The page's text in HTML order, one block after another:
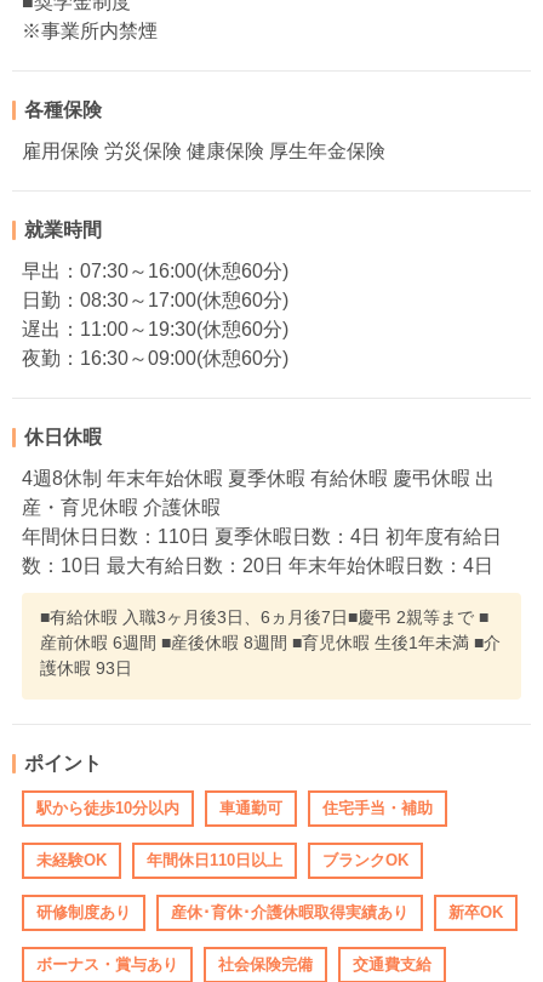
※事業所内禁煙
各種保険
雇用保険 労災保険 健康保険 厚生年金保険
就業時間
早出：07:30～16:00(休憩60分)
日勤：08:30～17:00(休憩60分)
遅出：11:00～19:30(休憩60分)
夜勤：16:30～09:00(休憩60分)
休日休暇
4週8休制 年末年始休暇 夏季休暇 有給休暇 慶弔休暇 出
産・育児休暇 介護休暇
年間休日日数：110日 夏季休暇日数：4日 初年度有給日
数：10日 最大有給日数：20日 年末年始休暇日数：4日
■有給休暇 入職3ヶ月後3日、6ヵ月後7日■慶弔 2親等まで ■
産前休暇 6週間 ■産後休暇 8週間 ■育児休暇 生後1年未満 ■介
護休暇 93日
ポイント
駅から徒歩10分以内 車通勤可 住宅手当・補助
未経験OK 年間休日110日以上 ブランクOK
研修制度あり 産休･育休･介護休暇取得実績あり 新卒OK
ボーナス・賞与あり 社会保険完備 交通費支給